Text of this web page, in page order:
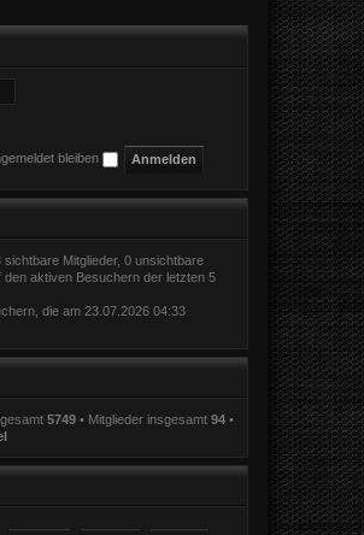
bleiben
Mitglieder, 0 unsichtbare
aktiven Besuchern der letzten 5
die am 23.07.2026 04:33
5749• Mitglieder insgesamt 94•